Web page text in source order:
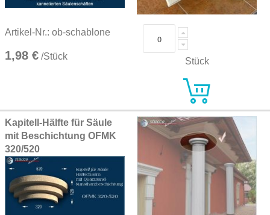
Artikel-Nr.: ob-schablone
1,98 € /Stück Stück
Kapitell-Hälfte für Säule
mit Beschichtung OFMK
320/520